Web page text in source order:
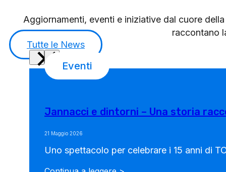
Aggiornamenti, eventi e iniziative dal cuore
raccontano
Tutte le News
Eventi
Jannacci e dintorni – Una storia
21 Maggio 2026
Uno spettacolo per celebrare i 15 anni di